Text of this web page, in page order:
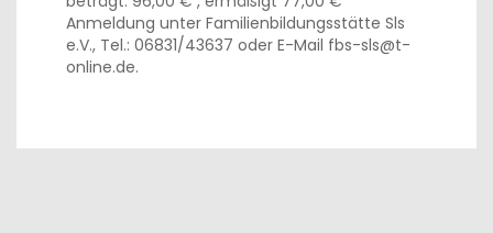
Anmeldung unter Familienbildungsstätte Sls
e.V., Tel.: 06831/43637 oder E-Mail fbs-sls@t-
online.de.